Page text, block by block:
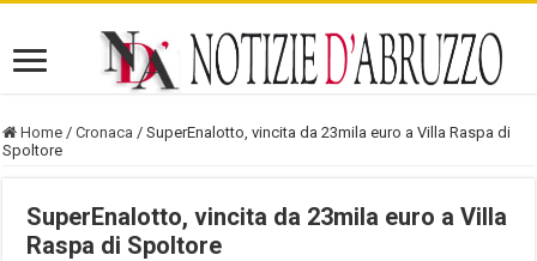
Home / Cronaca / SuperEnalotto, vincita da 23mila euro a Villa Raspa di
Spoltore
SuperEnalotto, vincita da 23mila euro a Villa
Raspa di Spoltore